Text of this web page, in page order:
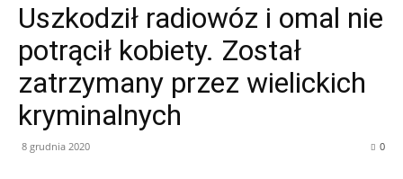
Uszkodził radiowóz i omal nie
potrącił kobiety. Został
zatrzymany przez wielickich
kryminalnych
8 grudnia 2020 0